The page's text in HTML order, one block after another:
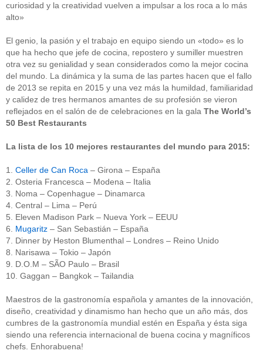
curiosidad y la creatividad vuelven a impulsar a los roca a lo más
alto»
El genio, la pasión y el trabajo en equipo siendo un «todo» es lo
que ha hecho que jefe de cocina, repostero y sumiller muestren
otra vez su genialidad y sean considerados como la mejor cocina
del mundo. La dinámica y la suma de las partes hacen que el fallo
de 2013 se repita en 2015 y una vez más la humildad, familiaridad
y calidez de tres hermanos amantes de su profesión se vieron
reflejados en el salón de de celebraciones en la gala The World’s
50 Best Restaurants
La lista de los 10 mejores restaurantes del mundo para 2015:
1. Celler de Can Roca – Girona – España
2. Osteria Francesca – Modena – Italia
3. Noma – Copenhague – Dinamarca
4. Central – Lima – Perú
5. Eleven Madison Park – Nueva York – EEUU
6. Mugaritz – San Sebastián – España
7. Dinner by Heston Blumenthal – Londres – Reino Unido
8. Narisawa – Tokio – Japón
9. D.O.M – SÃO Paulo – Brasil
10. Gaggan – Bangkok – Tailandia
Maestros de la gastronomía española y amantes de la innovación,
diseño, creatividad y dinamismo han hecho que un año más, dos
cumbres de la gastronomía mundial estén en España y ésta siga
siendo una referencia internacional de buena cocina y magníficos
chefs. Enhorabuena!